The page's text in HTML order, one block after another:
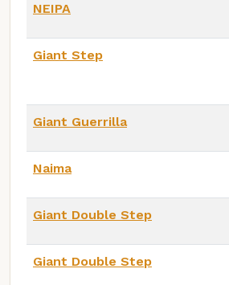
NEIPA
Giant Step
Giant Guerrilla
Naima
Giant Double Step
Giant Double Step